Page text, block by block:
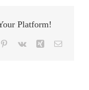
Platform!
Pinterest
Vk Xing E-